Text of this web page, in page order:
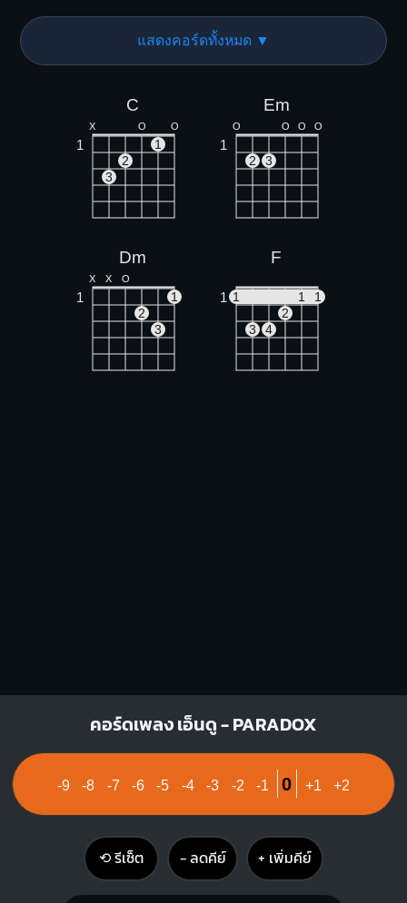
แสดงคอร์ดทั้งหมด ▼
C
X O O
1
1
2
3
Em
O O O O
1
2 3
Dm
X X O
1
1
2
3
F
1 1 1
1
2
3
4
คอร์ดเพลง เอ็นดู - PARADOX
-9 -8 -7 -6 -5 -4 -3 -2 -1 0 +1 +2
⟲ รีเซ็ต − ลดคีย์ + เพิ่มคีย์